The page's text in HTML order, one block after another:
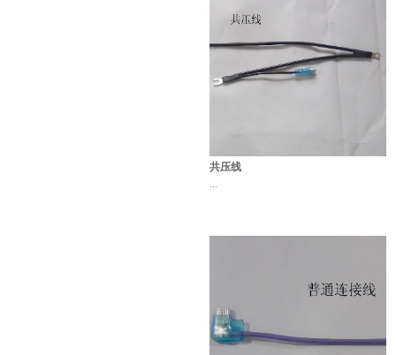
共压线
...